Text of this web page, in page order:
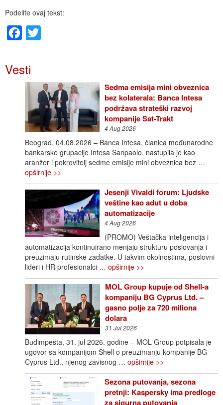
Podelite ovaj tekst:
Facebook
Vesti
Sedma emisija mini obveznica
bez kolaterala: Banca Intesa
podržava strateški razvoj
kompanije Sat-Trakt
4 Aug 2026
Beograd, 04.08.2026 – Banca Intesa, članica međunarodne
bankarske grupacije Intesa Sanpaolo, nastupila je kao
aranžer i pokrovitelj sedme emisije mini obveznica bez …
opširnije >>
Jesenji Vivaldi forum: Ljudske
veštine kao adut u doba
automatizacije
4 Aug 2026
(PROMO) Veštačka inteligencija i
automatizacija kontinuirano menjaju strukturu poslovanja i
preuzimaju rutinske zadatke. U takvim okolnostima, poslovni
lideri i HR profesionalci … opširnije >>
MOL Group kupuje od Shell-a
kompaniju BG Cyprus Ltd. –
gasno polje za 720 miliona
dolara
31 Jul 2026
Budimpešta, 31. jul 2026. godine – MOL Group potpisala je
ugovor sa kompanijom Shell o preuzimanju kompanije BG
Cyprus Ltd., njenog zavisnog … opširnije >>
Sezona putovanja, sezona
pretnji: Kaspersky ima predloge
za sigurna putovanja